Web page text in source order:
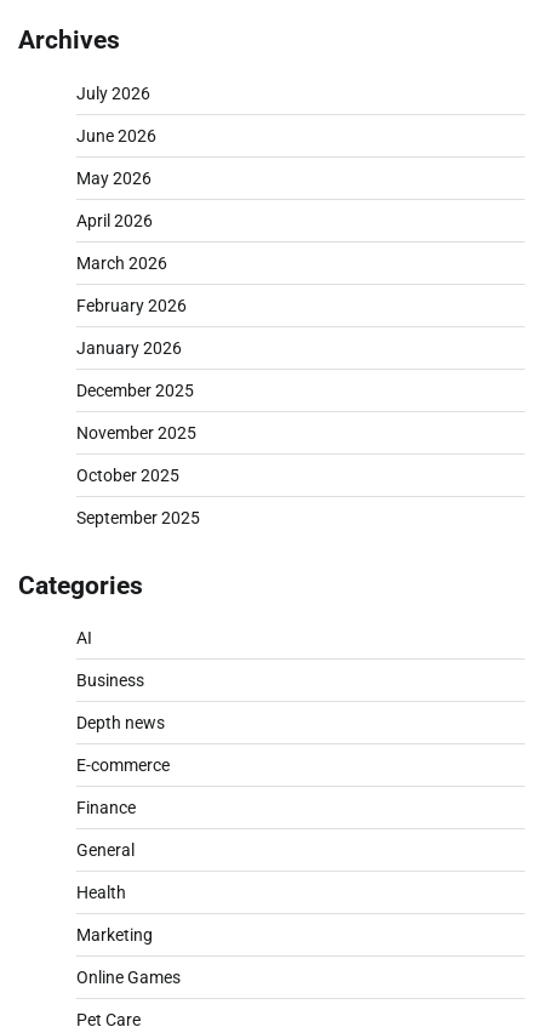
Archives
July 2026
June 2026
May 2026
April 2026
March 2026
February 2026
January 2026
December 2025
November 2025
October 2025
September 2025
Categories
AI
Business
Depth news
E-commerce
Finance
General
Health
Marketing
Online Games
Pet Care